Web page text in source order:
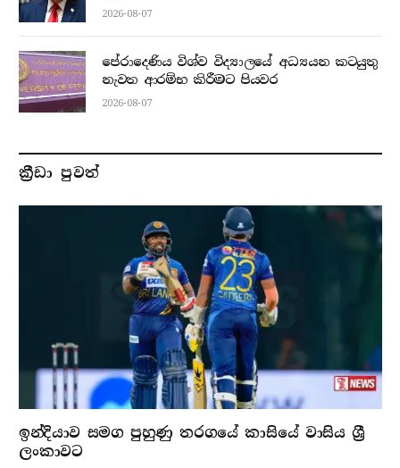
2026-08-07
පේරාදෙණිය විශ්ව විද්‍යාලයේ අධ්‍යයන කටයුතු
නැවත ආරම්භ කිරීමට පියවර
2026-08-07
ක්‍රීඩා පුවත්
ඉන්දියාව සමග පුහුණු තරගයේ කාසියේ වාසිය ශ්‍රී
ලංකාවට